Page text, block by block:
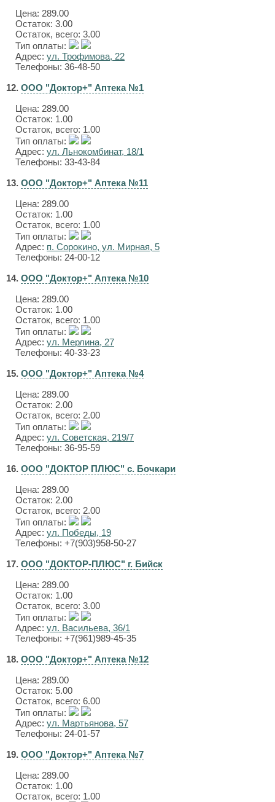
Цена: 289.00
Остаток: 3.00
Остаток, всего: 3.00
Тип оплаты:
Адрес: ул. Трофимова, 22
Телефоны: 36-48-50
12. ООО "Доктор+" Аптека №1
Цена: 289.00
Остаток: 1.00
Остаток, всего: 1.00
Тип оплаты:
Адрес: ул. Льнокомбинат, 18/1
Телефоны: 33-43-84
13. ООО "Доктор+" Аптека №11
Цена: 289.00
Остаток: 1.00
Остаток, всего: 1.00
Тип оплаты:
Адрес: п. Сорокино, ул. Мирная, 5
Телефоны: 24-00-12
14. ООО "Доктор+" Аптека №10
Цена: 289.00
Остаток: 1.00
Остаток, всего: 1.00
Тип оплаты:
Адрес: ул. Мерлина, 27
Телефоны: 40-33-23
15. ООО "Доктор+" Аптека №4
Цена: 289.00
Остаток: 2.00
Остаток, всего: 2.00
Тип оплаты:
Адрес: ул. Советская, 219/7
Телефоны: 36-95-59
16. ООО "ДОКТОР ПЛЮС" с. Бочкари
Цена: 289.00
Остаток: 2.00
Остаток, всего: 2.00
Тип оплаты:
Адрес: ул. Победы, 19
Телефоны: +7(903)958-50-27
17. ООО "ДОКТОР-ПЛЮС" г. Бийск
Цена: 289.00
Остаток: 1.00
Остаток, всего: 3.00
Тип оплаты:
Адрес: ул. Васильева, 36/1
Телефоны: +7(961)989-45-35
18. ООО "Доктор+" Аптека №12
Цена: 289.00
Остаток: 5.00
Остаток, всего: 6.00
Тип оплаты:
Адрес: ул. Мартьянова, 57
Телефоны: 24-01-57
19. ООО "Доктор+" Аптека №7
Цена: 289.00
Остаток: 1.00
Остаток, всего: 1.00